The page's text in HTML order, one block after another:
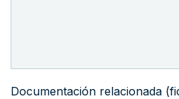
Documentación relacionada